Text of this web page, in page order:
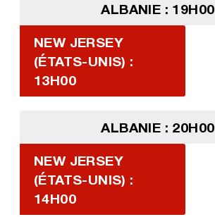
ALBANIE : 19H00
NEW JERSEY
(ÉTATS-UNIS) :
13H00
ALBANIE : 20H00
NEW JERSEY
(ÉTATS-UNIS) :
14H00